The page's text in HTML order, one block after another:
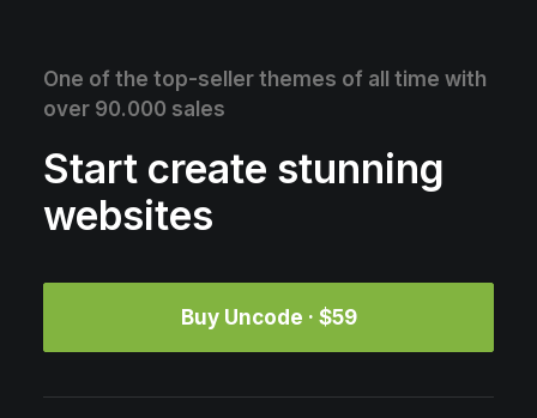
One of the top-seller themes of all time with
over 90.000 sales
Start create stunning
websites
Buy Uncode · $59